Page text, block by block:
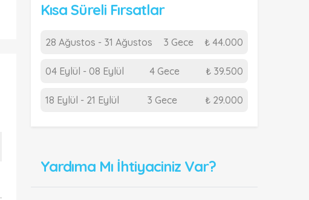
Kısa Süreli Fırsatlar
28 Ağustos - 31 Ağustos 3 Gece ₺ 44.000
04 Eylül - 08 Eylül 4 Gece ₺ 39.500
18 Eylül - 21 Eylül 3 Gece ₺ 29.000
Yardıma Mı İhtiyaciniz Var?